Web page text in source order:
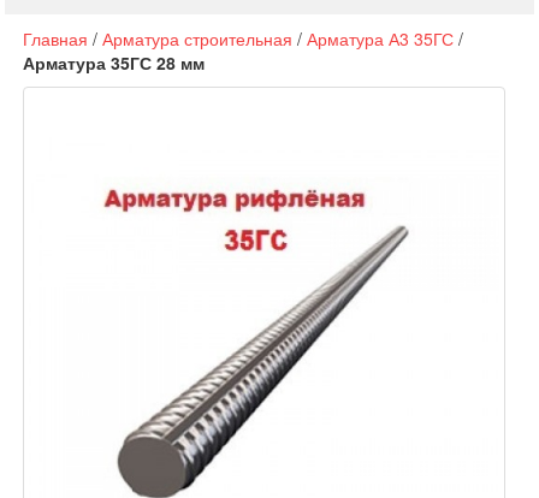
Главная /Арматура строительная /Арматура А3 35ГС /
Арматура 35ГС 28 мм